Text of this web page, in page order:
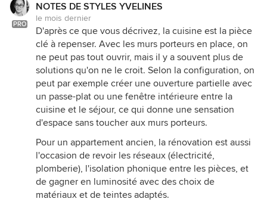
PRO
NOTES DE STYLES YVELINES
le mois dernier
D'après ce que vous décrivez, la cuisine est la pièce
clé à repenser. Avec les murs porteurs en place, on
ne peut pas tout ouvrir, mais il y a souvent plus de
solutions qu'on ne le croit. Selon la configuration, on
peut par exemple créer une ouverture partielle avec
un passe-plat ou une fenêtre intérieure entre la
cuisine et le séjour, ce qui donne une sensation
d'espace sans toucher aux murs porteurs.
Pour un appartement ancien, la rénovation est aussi
l'occasion de revoir les réseaux (électricité,
plomberie), l'isolation phonique entre les pièces, et
de gagner en luminosité avec des choix de
matériaux et de teintes adaptés.